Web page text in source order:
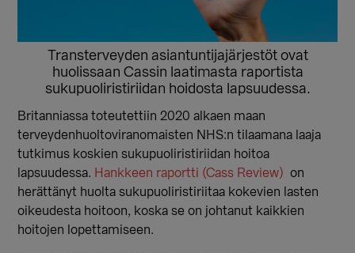
Transterveyden asiantuntijajärjestöt ovat
huolissaan Cassin laatimasta raportista
sukupuoliristiriidan hoidosta lapsuudessa.
Britanniassa toteutettiin 2020 alkaen maan
terveydenhuoltoviranomaisten NHS:n tilaamana laaja
tutkimus koskien sukupuoliristiriidan hoitoa
lapsuudessa. Hankkeen raportti (Cass Review) on
herättänyt huolta sukupuoliristiriitaa kokevien lasten
oikeudesta hoitoon, koska se on johtanut kaikkien
hoitojen lopettamiseen.